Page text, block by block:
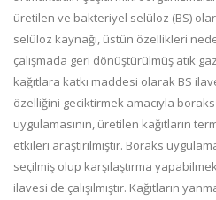
üretilen ve bakteriyel selüloz (BS)
selüloz kaynağı, üstün özellikleri
çalışmada geri dönüştürülmüş atık
kağıtlara katkı maddesi olarak BS
özelliğini geciktirmek amacıyla
uygulamasının, üretilen kağıtların
etkileri araştırılmıştır. Boraks
seçilmiş olup karşılaştırma
ilavesi de çalışılmıştır. Kağıtların